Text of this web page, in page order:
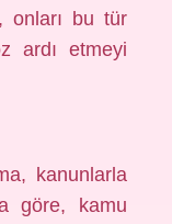
onları bu tür
ardı etmeyi
kanunlarla
göre, kamu